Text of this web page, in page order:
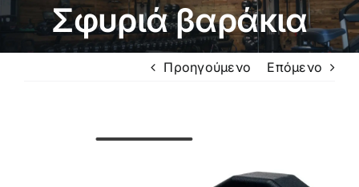
Σφυριά βαράκια
Προηγούμενο Επόμενο